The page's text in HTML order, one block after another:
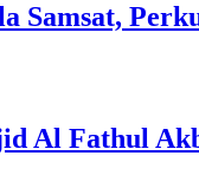
Samsat,
Al Fathul